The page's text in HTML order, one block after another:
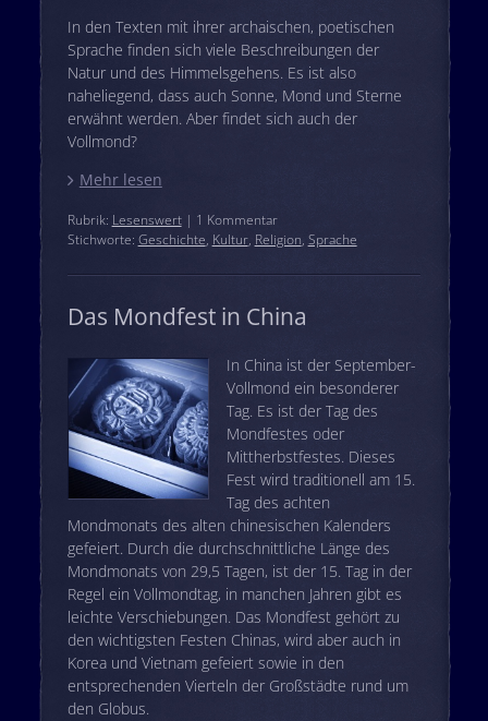
In den Texten mit ihrer archaischen, poetischen
Sprache finden sich viele Beschreibungen der
Natur und des Himmelsgehens. Es ist also
naheliegend, dass auch Sonne, Mond und Sterne
erwähnt werden. Aber findet sich auch der
Vollmond?
Mehr lesen
Rubrik: Lesenswert| 1 Kommentar
Stichworte: Geschichte, Kultur, Religion, Sprache
Das Mondfest in China
In China ist der September-
Vollmond ein besonderer
Tag. Es ist der Tag des
Mondfestes oder
Mittherbstfestes. Dieses
Fest wird traditionell am 15.
Tag des achten
Mondmonats des alten chinesischen Kalenders
gefeiert. Durch die durchschnittliche Länge des
Mondmonats von 29,5 Tagen, ist der 15. Tag in der
Regel ein Vollmondtag, in manchen Jahren gibt es
leichte Verschiebungen. Das Mondfest gehört zu
den wichtigsten Festen Chinas, wird aber auch in
Korea und Vietnam gefeiert sowie in den
entsprechenden Vierteln der Großstädte rund um
den Globus.